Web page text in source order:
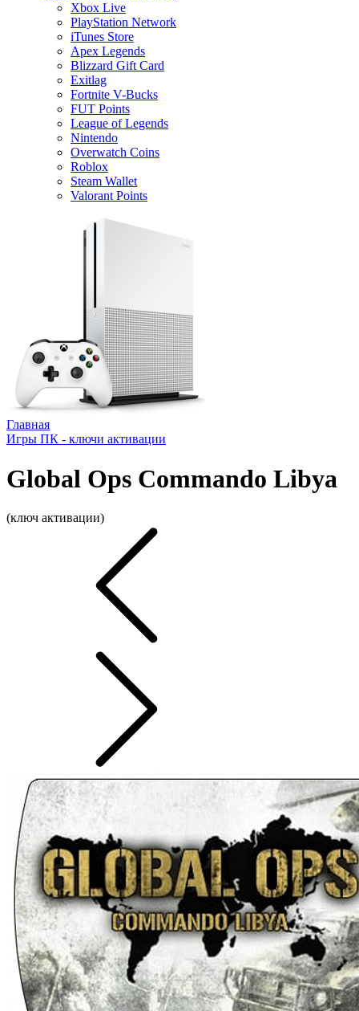
Xbox Live
PlayStation Network
iTunes Store
Apex Legends
Blizzard Gift Card
Exitlag
Fortnite V-Bucks
FUT Points
League of Legends
Nintendo
Overwatch Coins
Roblox
Steam Wallet
Valorant Points
Главная
Игры ПК - ключи активации
Global Ops Commando Libya
(ключ активации)